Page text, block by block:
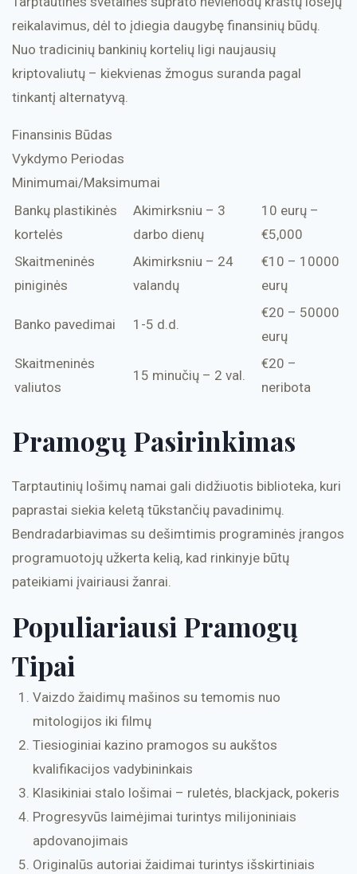
reikalavimus, dėl to įdiegia daugybę finansinių būdų.
Nuo tradicinių bankinių kortelių ligi naujausių
kriptovaliutų – kiekvienas žmogus suranda pagal
tinkantį alternatyvą.
Finansinis Būdas
Vykdymo Periodas
Minimumai/Maksimumai
Bankų plastikinės
kortelės
Akimirksniu – 3
darbo dienų
10 eurų –
€5,000
Skaitmeninės
piniginės
Akimirksniu – 24
valandų
€10 – 10000
eurų
Banko pavedimai 1-5 d.d.
€20 – 50000
eurų
Skaitmeninės
valiutos
15 minučių – 2 val.
€20 –
neribota
Pramogų Pasirinkimas
Tarptautinių lošimų namai gali didžiuotis biblioteka, kuri
paprastai siekia keletą tūkstančių pavadinimų.
Bendradarbiavimas su dešimtimis programinės įrangos
programuotojų užkerta kelią, kad rinkinyje būtų
pateikiami įvairiausi žanrai.
Populiariausi Pramogų
Tipai
Vaizdo žaidimų mašinos su temomis nuo
mitologijos iki filmų
Tiesioginiai kazino pramogos su aukštos
kvalifikacijos vadybininkais
Klasikiniai stalo lošimai – ruletės, blackjack, pokeris
Progresyvūs laimėjimai turintys milijoniniais
apdovanojimais
Originalūs autoriai žaidimai turintys išskirtiniais